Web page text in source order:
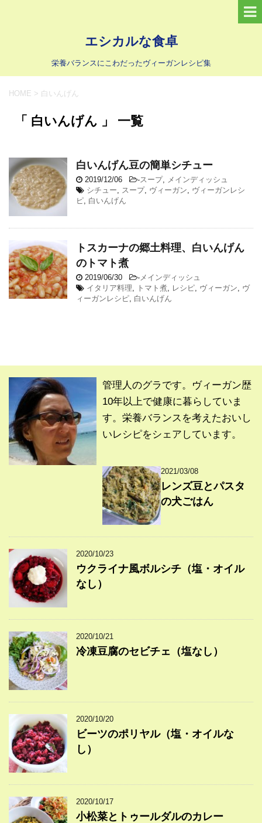
エシカルな食卓
栄養バランスにこわだったヴィーガンレシピ集
HOME > 白いんげん
「 白いんげん 」 一覧
白いんげん豆の簡単シチュー
2019/12/06 -スープ,
メインディッシュ
シチュー
スープ, ヴィーガン
ヴィーガンレシ
ピ 白いんげん
トスカーナの郷土料理、白いんげん
のトマト煮
2019/06/30 - メインディッシュ
イタリア料理
トマト煮 レシピ ヴィーガン
ヴ
ィーガンレシピ 白いんげん
管理人のグラです。ヴィーガン歴
10年以上で健康に暮らしていま
す。栄養バランスを考えたおいし
いレシピをシェアしています。
2021/03/08
レンズ豆とパスタ
の犬ごはん
2020/10/23
ウクライナ風ボルシチ（塩・オイル
なし）
2020/10/21
冷凍豆腐のセビチェ（塩なし）
2020/10/20
ビーツのポリヤル（塩・オイルな
し）
2020/10/17
小松菜とトゥールダルのカレー